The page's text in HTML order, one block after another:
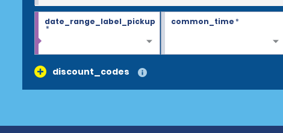
date_range_label_pickup
*
common_time*
discount_codes